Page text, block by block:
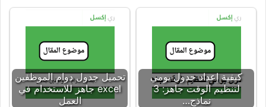
كيفية إعداد جدول يومي
لتنظيم الوقت جاهز: 3
نماذج…
تحميل جدول دوام الموظفين
excel جاهز للاستخدام في
العمل